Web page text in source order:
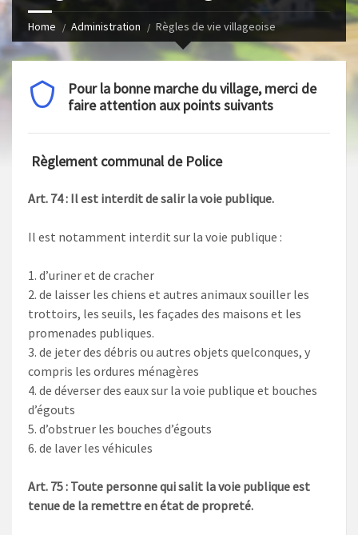
Home Administration Règles de vie villageoise
Pour la bonne marche du village, merci de
faire attention aux points suivants
Règlement communal de Police
Art. 74 : Il est interdit de salir la voie publique.
Il est notamment interdit sur la voie publique :
1. d’uriner et de cracher
2. de laisser les chiens et autres animaux souiller les
trottoirs, les seuils, les façades des maisons et les
promenades publiques.
3. de jeter des débris ou autres objets quelconques, y
compris les ordures ménagères
4. de déverser des eaux sur la voie publique et bouches
d’égouts
5. d’obstruer les bouches d’égouts
6. de laver les véhicules
Art. 75 : Toute personne qui salit la voie publique est
tenue de la remettre en état de propreté.